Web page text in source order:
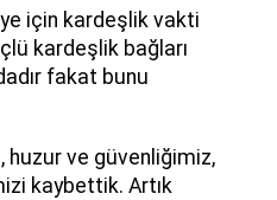
için kardeşlik vakti
kardeşlik bağları
fakat bunu
huzur ve güvenliğimiz,
kaybettik. Artık